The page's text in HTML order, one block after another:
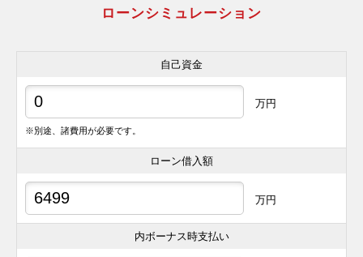
ローンシミュレーション
自己資金
万円
※別途、諸費用が必要です。
ローン借入額
万円
内ボーナス時支払い